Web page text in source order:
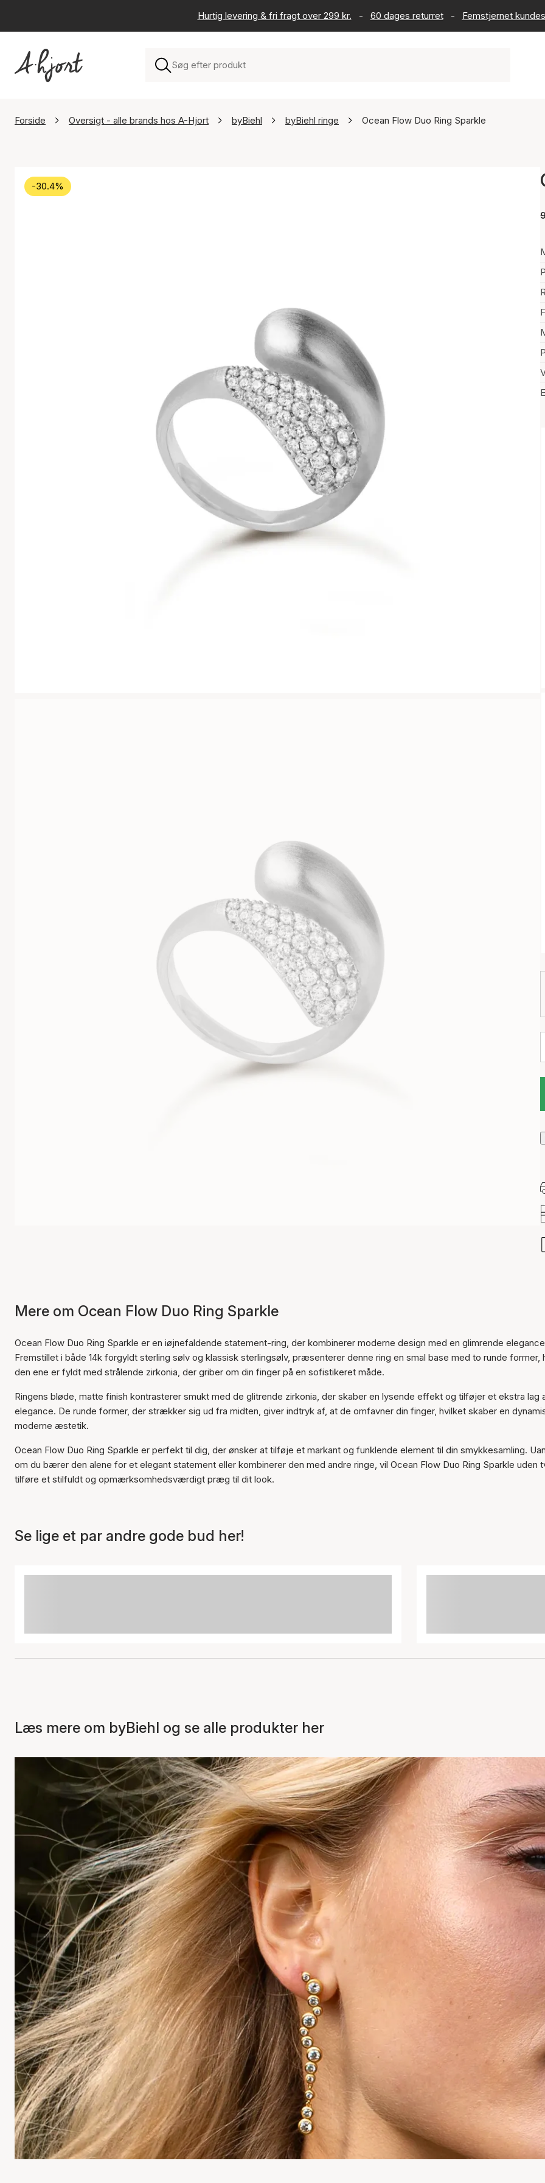
Hurtig levering & fri fragt over 299 kr. - 60 dages returret - Femstjernet
Forside Oversigt - alle brands hos A-Hjort byBiehl byBiehl ringe Ocean Flow Duo Ring Sparkle
-30.4%
Varen er tilføjet til kurven
Mere om Ocean Flow Duo Ring Sparkle
Ocean Flow Duo Ring Sparkle er en iøjnefaldende statement-ring, der kombinerer moderne design med en glimrende
Fremstillet i både 14k forgyldt sterling sølv og klassisk sterlingsølv, præsenterer denne ring en smal base med to runde former,
den ene er fyldt med strålende zirkonia, der griber om din finger på en sofistikeret måde.
Ringens bløde, matte finish kontrasterer smukt med de glitrende zirkonia, der skaber en lysende effekt og tilføjer et ekstra lag
elegance. De runde former, der strækker sig ud fra midten, giver indtryk af, at de omfavner din finger, hvilket skaber en
moderne æstetik.
Ocean Flow Duo Ring Sparkle er perfekt til dig, der ønsker at tilføje et markant og funklende element til din smykkesamling.
om du bærer den alene for et elegant statement eller kombinerer den med andre ringe, vil Ocean Flow Duo Ring Sparkle uden
tilføre et stilfuldt og opmærksomhedsværdigt præg til dit look.
Se lige et par andre gode bud her!
Læs mere om byBiehl og se alle produkter her